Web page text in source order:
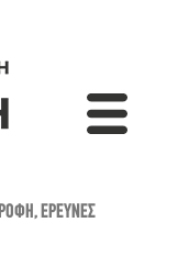
,ΈΡΕΥΝΕΣ